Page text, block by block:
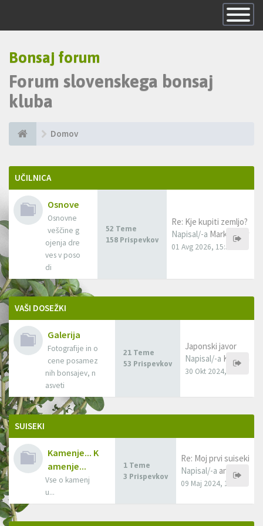
Skrij
navigacijo
Bonsaj forum
Forum slovenskega bonsaj
kluba
Domov
UČILNICA
Osnove
Osnovne
veščine g
ojenja dre
ves v poso
di
52 Teme
158 Prispevkov
Re: Kje kupiti zemljo?
Napisal/-a MarkoFlow
01 Avg 2026, 15:53
VAŠI DOSEŽKI
Galerija
Fotografije in o
cene posamez
nih bonsajev, n
asveti
21 Teme
53 Prispevkov
Japonski javor
Napisal/-a Kovsca
30 Okt 2024, 08:58
SUISEKI
Kamenje... K
amenje...
Vse o kamenj
u...
1 Teme
3 Prispevkov
Re: Moj prvi suiseki
Napisal/-a anjica
09 Maj 2024, 13:41